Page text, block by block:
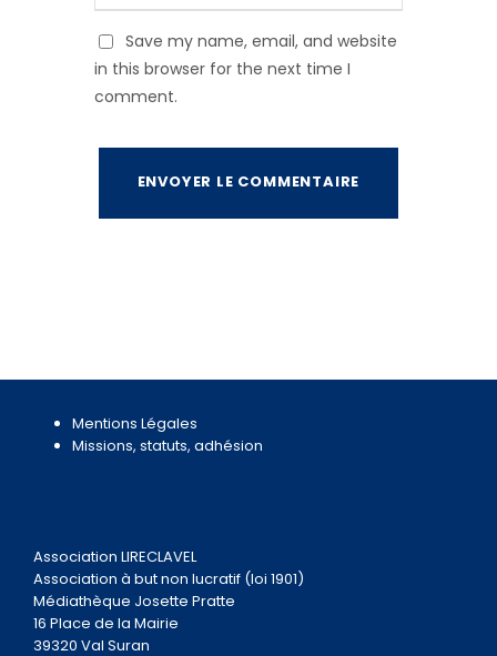
Save my name, email, and website
in this browser for the next time I
comment.
Mentions Légales
Missions, statuts, adhésion
Association LIRECLAVEL
Association à but non lucratif (loi 1901)
Médiathèque Josette Pratte
16 Place de la Mairie
39320 Val Suran